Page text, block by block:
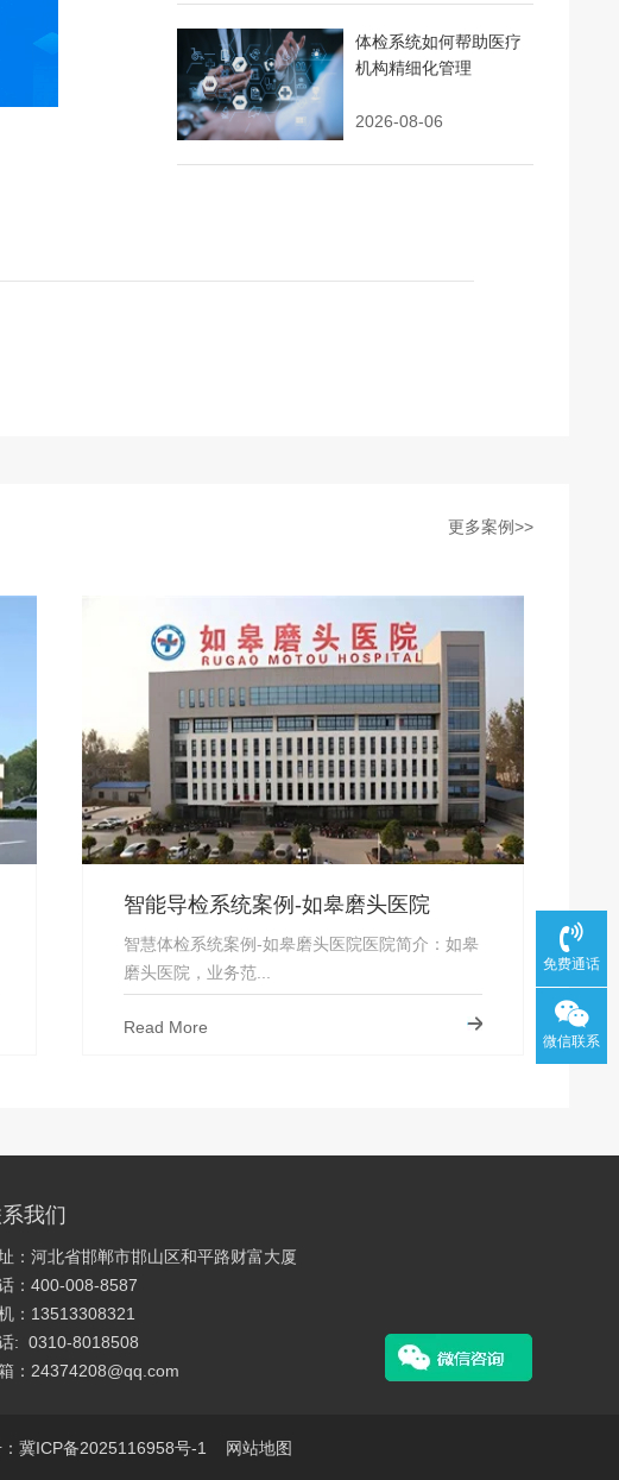
体检系统如何帮助医疗
机构精细化管理
2026-08-06
更多案例>>
智能导检系统案例-如皋磨头医院
智慧体检系统案例-如皋磨头医院医院简介：如皋
磨头医院，业务范...
Read More
我们
：河北省邯郸市邯山区和平路财富大厦
：400-008-8587
：13513308321
: 0310-8018508
：24374208@qq.com
冀ICP备2025116958号-1 网站地图
免费通话
微信联系